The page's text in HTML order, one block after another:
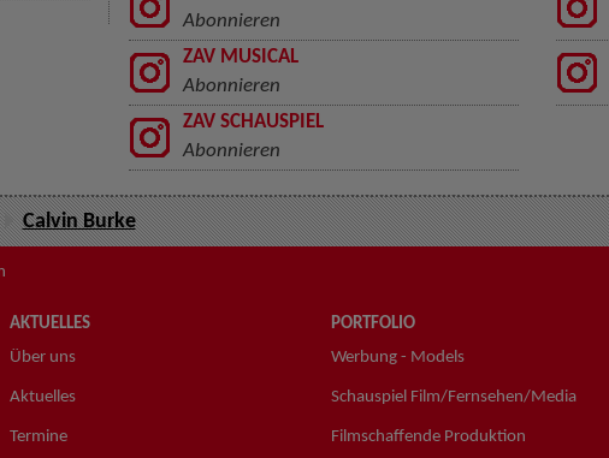
Abonnieren
ZAV MUSICAL
Abonnieren
ZAV SCHAUSPIEL
Abonnieren
Calvin Burke
AKTUELLES
Über uns
Aktuelles
Termine
PORTFOLIO
Werbung - Models
Schauspiel Film/Fernsehen/Media
Filmschaffende Produktion